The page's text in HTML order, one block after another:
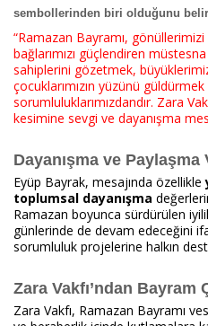
sembollerinden biri olduğunu
“Ramazan Bayramı,
bağlarımızı güçlendiren
sahiplerini gözetmek,
çocuklarımızın yüzünü
sorumluluklarımızdandır. Zara
kesimine sevgi ve dayanışma
Dayanışma ve Paylaşma
Eyüp Bayrak, mesajında özellikle
toplumsal dayanışma
Ramazan boyunca sürdürülen
günlerinde de devam edeceğini
sorumluluk projelerine halkın
Zara Vakfı’ndan Bayram
Zara Vakfı, Ramazan Bayramı